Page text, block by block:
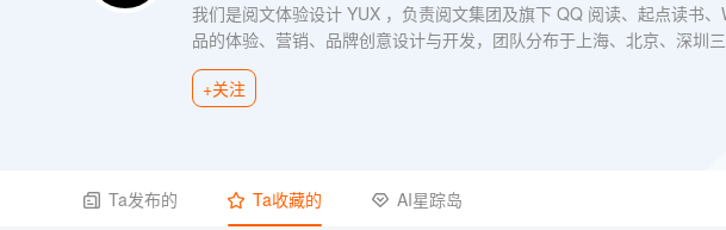
我们是阅文体验设计 YUX ，负责阅文集团及旗下 QQ 阅读、起点读书、
品的体验、营销、品牌创意设计与开发，团队分布于上海、北京、深圳三
+关注
Ta发布的 Ta收藏的 AI星踪岛